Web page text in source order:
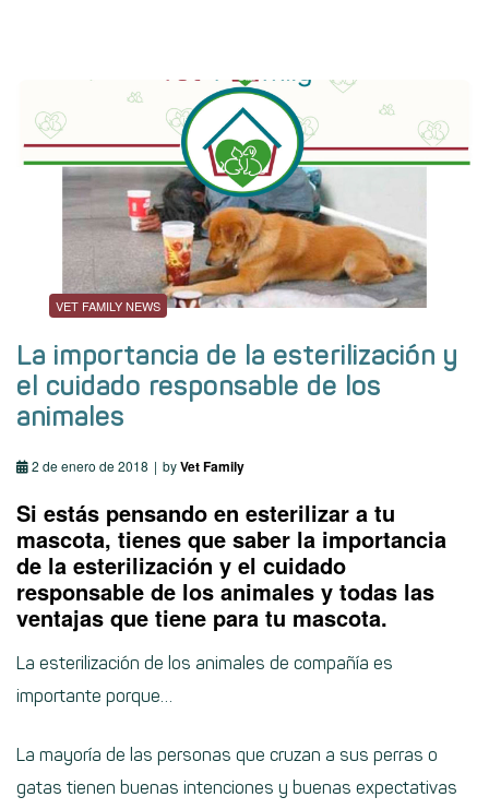
VET FAMILY NEWS
La importancia de la esterilización y
el cuidado responsable de los
animales
2 de enero de 2018 byVet Family
Si estás pensando en esterilizar a tu
mascota, tienes que saber la importancia
de la esterilización y el cuidado
responsable de los animales y todas las
ventajas que tiene para tu mascota.
La esterilización de los animales de compañía es
importante porque…
La mayoría de las personas que cruzan a sus perras o
gatas tienen buenas intenciones y buenas expectativas